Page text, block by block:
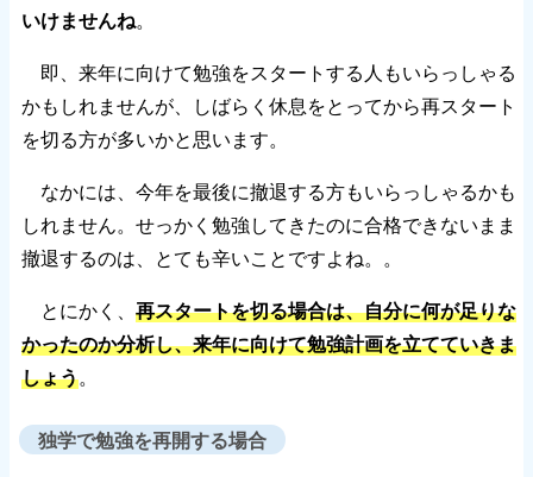
いけませんね。
即、来年に向けて勉強をスタートする人もいらっしゃる
かもしれませんが、しばらく休息をとってから再スタート
を切る方が多いかと思います。
なかには、今年を最後に撤退する方もいらっしゃるかも
しれません。せっかく勉強してきたのに合格できないまま
撤退するのは、とても辛いことですよね。。
とにかく、 再スタートを切る場合は、自分に何が足りな
かったのか分析し、来年に向けて勉強計画を立てていきま
しょう。
独学で勉強を再開する場合